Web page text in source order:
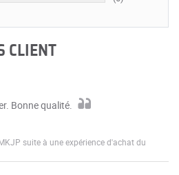
CLIENT
Bonne qualité.
suite à une expérience d'achat du